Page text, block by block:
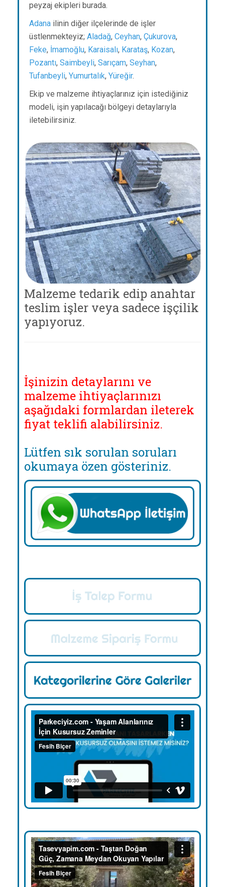
peyzaj ekipleri burada.
Adana ilinin diğer ilçelerinde de işler
üstlenmekteyiz; Aladağ, Ceyhan, Çukurova,
Feke, İmamoğlu, Karaisalı, Karataş, Kozan,
Pozantı, Saimbeyli, Sarıçam, Seyhan,
Tufanbeyli, Yumurtalık, Yüreğir.
Ekip ve malzeme ihtiyaçlarınız için istediğiniz
modeli, işin yapılacağı bölgeyi detaylarıyla
iletebilirsiniz.
Malzeme tedarik edip anahtar
teslim işler veya sadece işçilik
yapıyoruz.
İşinizin detaylarını ve
malzeme ihtiyaçlarınızı
aşağıdaki formlardan ileterek
fiyat teklifi alabilirsiniz.
Lütfen sık sorulan soruları
okumaya özen gösteriniz.